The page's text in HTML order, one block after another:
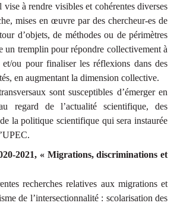
à rendre visibles et cohérentes diverses
mises en œuvre par des chercheur-es de
d’objets, de méthodes ou de périmètres
un tremplin pour répondre collectivement à
ou pour finaliser les réflexions dans des
en augmentant la dimension collective.
sont susceptibles d’émerger en
regard de l’actualité scientifique, des
la politique scientifique qui sera instaurée
2021, « Migrations, discriminations et
recherches relatives aux migrations et
de l’intersectionnalité : scolarisation des